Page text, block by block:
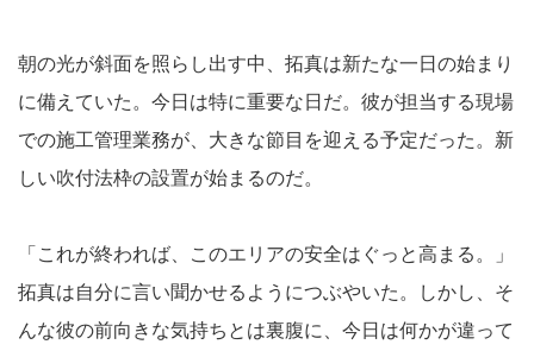
朝の光が斜面を照らし出す中、拓真は新たな一日の始まり
に備えていた。今日は特に重要な日だ。彼が担当する現場
での施工管理業務が、大きな節目を迎える予定だった。新
しい吹付法枠の設置が始まるのだ。
「これが終われば、このエリアの安全はぐっと高まる。」
拓真は自分に言い聞かせるようにつぶやいた。しかし、そ
んな彼の前向きな気持ちとは裏腹に、今日は何かが違って